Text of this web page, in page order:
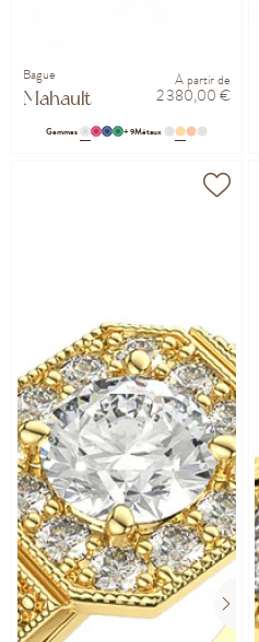
Bague
Mahault
À partir de
2 380,00 €
Gemmes + 9Métaux